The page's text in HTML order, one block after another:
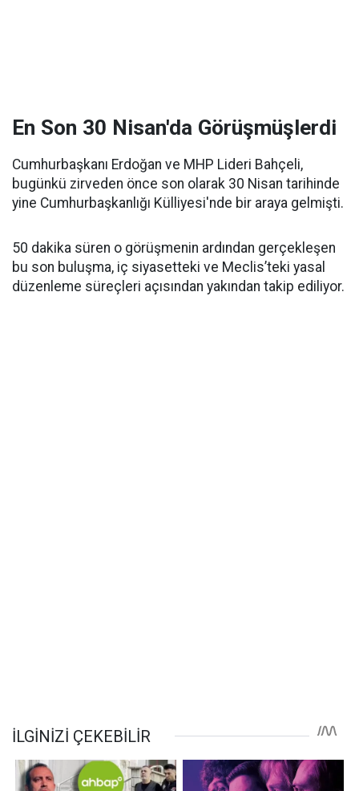
En Son 30 Nisan'da Görüşmüşlerdi
Cumhurbaşkanı Erdoğan ve MHP Lideri Bahçeli,
bugünkü zirveden önce son olarak 30 Nisan tarihinde
yine Cumhurbaşkanlığı Külliyesi'nde bir araya gelmişti.
50 dakika süren o görüşmenin ardından gerçekleşen
bu son buluşma, iç siyasetteki ve Meclis’teki yasal
düzenleme süreçleri açısından yakından takip ediliyor.